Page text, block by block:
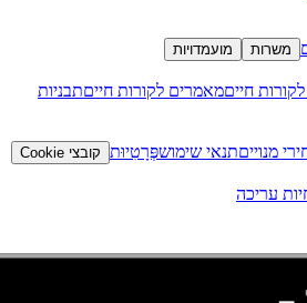
משרות מועמדויות
חייםמאמרים לקורות חייםתבניות
מנוייםתנאי שימושפְּרָטִיוּת קובצי Cookie
עריכה